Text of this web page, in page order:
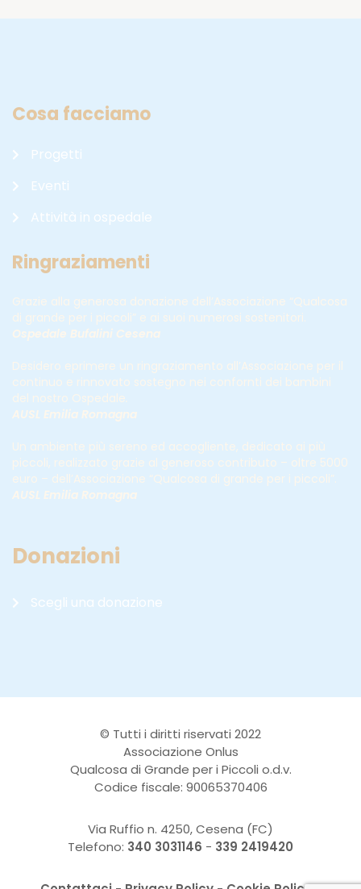
Cosa facciamo
Progetti
Eventi
Attività in ospedale
Ringraziamenti
Grazie alla generosa donazione dell’Associazione “Qualcosa
di grande per i piccoli” e ai suoi numerosi sostenitori.
Ospedale Bufalini Cesena
Desidero eprimere un ringraziamento all’Associazione per il
continuo e rinnovato sostegno nei confornti dei bambini
del nostro Ospedale
AUSL Emilia Romagna
Un ambiente più sereno ed accogliente, dedicato ai più
piccoli, realizzato grazie al generoso contributo – oltre 5000
euro – dell’Associazione “Qualcosa di grande per i piccoli”.
AUSL Emilia Romagna
Donazioni
Scegli una donazione
© Tutti i diritti riservati 2022
Associazione Onlus
Qualcosa di Grande per i Piccoli o.d.v.
Codice fiscale: 90065370406
Via Ruffio n. 4250, Cesena (FC)
Telefono: 340 3031146 - 339 2419420